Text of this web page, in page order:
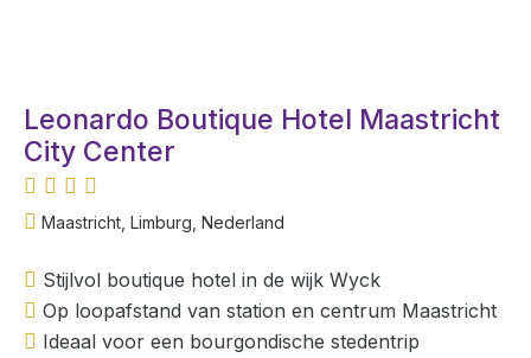
Leonardo Boutique Hotel Maastricht
City Center
Maastricht, Limburg, Nederland
Stijlvol boutique hotel in de wijk Wyck
Op loopafstand van station en centrum Maastricht
Ideaal voor een bourgondische stedentrip